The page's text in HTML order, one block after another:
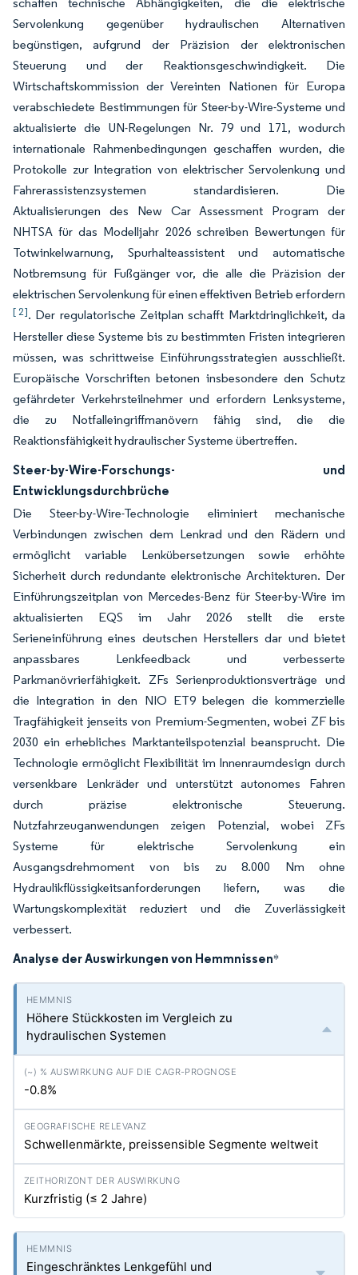
Servolenkung gegenüber hydraulischen Alternativen
begünstigen, aufgrund der Präzision der elektronischen
Steuerung und der Reaktionsgeschwindigkeit. Die
Wirtschaftskommission der Vereinten Nationen für Europa
verabschiedete Bestimmungen für Steer-by-Wire-Systeme und
aktualisierte die UN-Regelungen Nr. 79 und 171, wodurch
internationale Rahmenbedingungen geschaffen wurden, die
Protokolle zur Integration von elektrischer Servolenkung und
Fahrerassistenzsystemen standardisieren. Die
Aktualisierungen des New Car Assessment Program der
NHTSA für das Modelljahr 2026 schreiben Bewertungen für
Totwinkelwarnung, Spurhalteassistent und automatische
Notbremsung für Fußgänger vor, die alle die Präzision der
elektrischen Servolenkung für einen effektiven Betrieb erfordern
[ 2]. Der regulatorische Zeitplan schafft Marktdringlichkeit, da
Hersteller diese Systeme bis zu bestimmten Fristen integrieren
müssen, was schrittweise Einführungsstrategien ausschließt.
Europäische Vorschriften betonen insbesondere den Schutz
gefährdeter Verkehrsteilnehmer und erfordern Lenksysteme,
die zu Notfalleingriffmanövern fähig sind, die die
Reaktionsfähigkeit hydraulischer Systeme übertreffen.
Steer-by-Wire-Forschungs- und
Entwicklungsdurchbrüche
Die Steer-by-Wire-Technologie eliminiert mechanische
Verbindungen zwischen dem Lenkrad und den Rädern und
ermöglicht variable Lenkübersetzungen sowie erhöhte
Sicherheit durch redundante elektronische Architekturen. Der
Einführungszeitplan von Mercedes-Benz für Steer-by-Wire im
aktualisierten EQS im Jahr 2026 stellt die erste
Serieneinführung eines deutschen Herstellers dar und bietet
anpassbares Lenkfeedback und verbesserte
Parkmanövrierfähigkeit. ZFs Serienproduktionsverträge und
die Integration in den NIO ET9 belegen die kommerzielle
Tragfähigkeit jenseits von Premium-Segmenten, wobei ZF bis
2030 ein erhebliches Marktanteilspotenzial beansprucht. Die
Technologie ermöglicht Flexibilität im Innenraumdesign durch
versenkbare Lenkräder und unterstützt autonomes Fahren
durch präzise elektronische Steuerung.
Nutzfahrzeuganwendungen zeigen Potenzial, wobei ZFs
Systeme für elektrische Servolenkung ein
Ausgangsdrehmoment von bis zu 8.000 Nm ohne
Hydraulikflüssigkeitsanforderungen liefern, was die
Wartungskomplexität reduziert und die Zuverlässigkeit
verbessert.
Analyse der Auswirkungen von Hemmnissen*
Höhere Stückkosten im Vergleich zu
hydraulischen Systemen
-0.8%
Schwellenmärkte, preissensible Segmente weltweit
Kurzfristig (≤ 2 Jahre)
Eingeschränktes Lenkgefühl und